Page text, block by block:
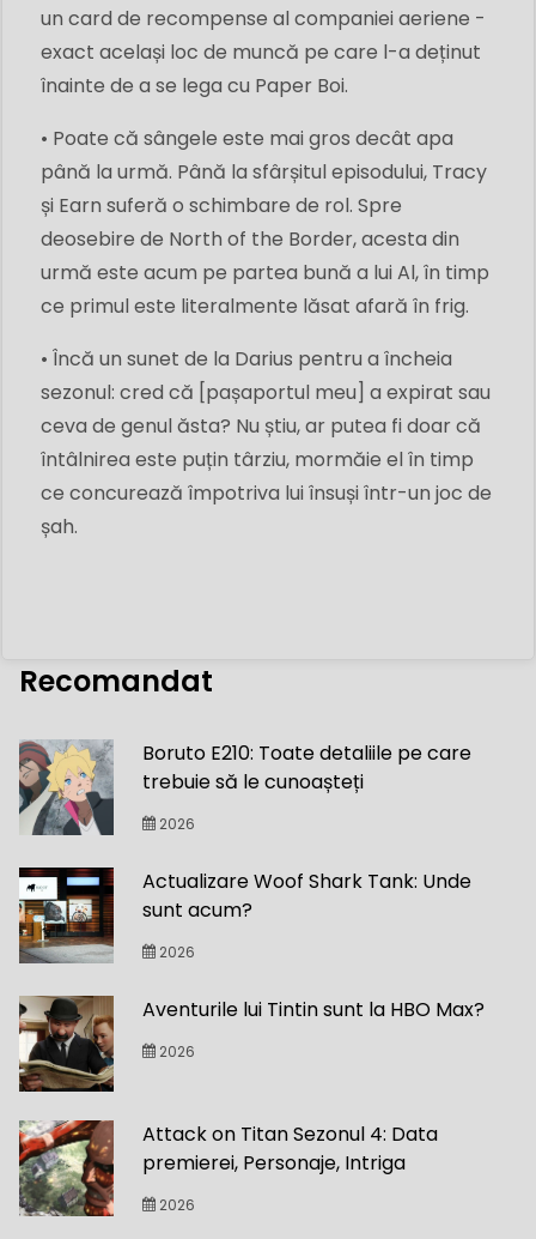
un card de recompense al companiei aeriene -
exact același loc de muncă pe care l-a deținut
înainte de a se lega cu Paper Boi.
• Poate că sângele este mai gros decât apa
până la urmă. Până la sfârșitul episodului, Tracy
și Earn suferă o schimbare de rol. Spre
deosebire de North of the Border, acesta din
urmă este acum pe partea bună a lui Al, în timp
ce primul este literalmente lăsat afară în frig.
• Încă un sunet de la Darius pentru a încheia
sezonul: cred că [pașaportul meu] a expirat sau
ceva de genul ăsta? Nu știu, ar putea fi doar că
întâlnirea este puțin târziu, mormăie el în timp
ce concurează împotriva lui însuși într-un joc de
șah.
Recomandat
Boruto E210: Toate detaliile pe care
trebuie să le cunoașteți
2026
Actualizare Woof Shark Tank: Unde
sunt acum?
2026
Aventurile lui Tintin sunt la HBO Max?
2026
Attack on Titan Sezonul 4: Data
premierei, Personaje, Intriga
2026